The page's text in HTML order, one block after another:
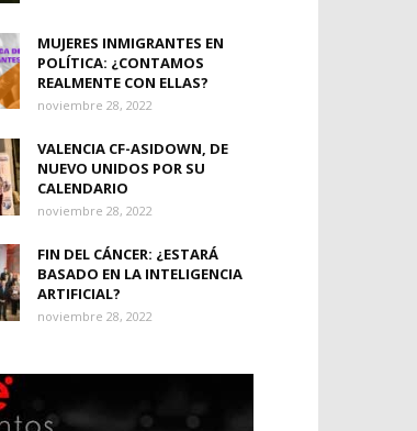
MUJERES INMIGRANTES EN
POLÍTICA: ¿CONTAMOS
REALMENTE CON ELLAS?
noviembre 28, 2022
VALENCIA CF-ASIDOWN, DE
NUEVO UNIDOS POR SU
CALENDARIO
noviembre 28, 2022
FIN DEL CÁNCER: ¿ESTARÁ
BASADO EN LA INTELIGENCIA
ARTIFICIAL?
noviembre 28, 2022